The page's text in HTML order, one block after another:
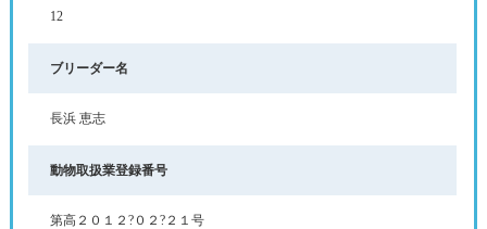
12
ブリーダー名
長浜 恵志
動物取扱業登録番号
第高２０１２?０２?２１号